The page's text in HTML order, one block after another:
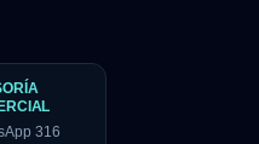
316